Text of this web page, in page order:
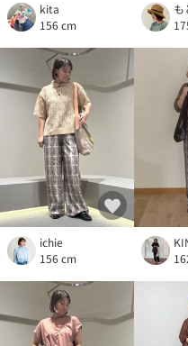
kita
156 cm
も
ichie
156 cm